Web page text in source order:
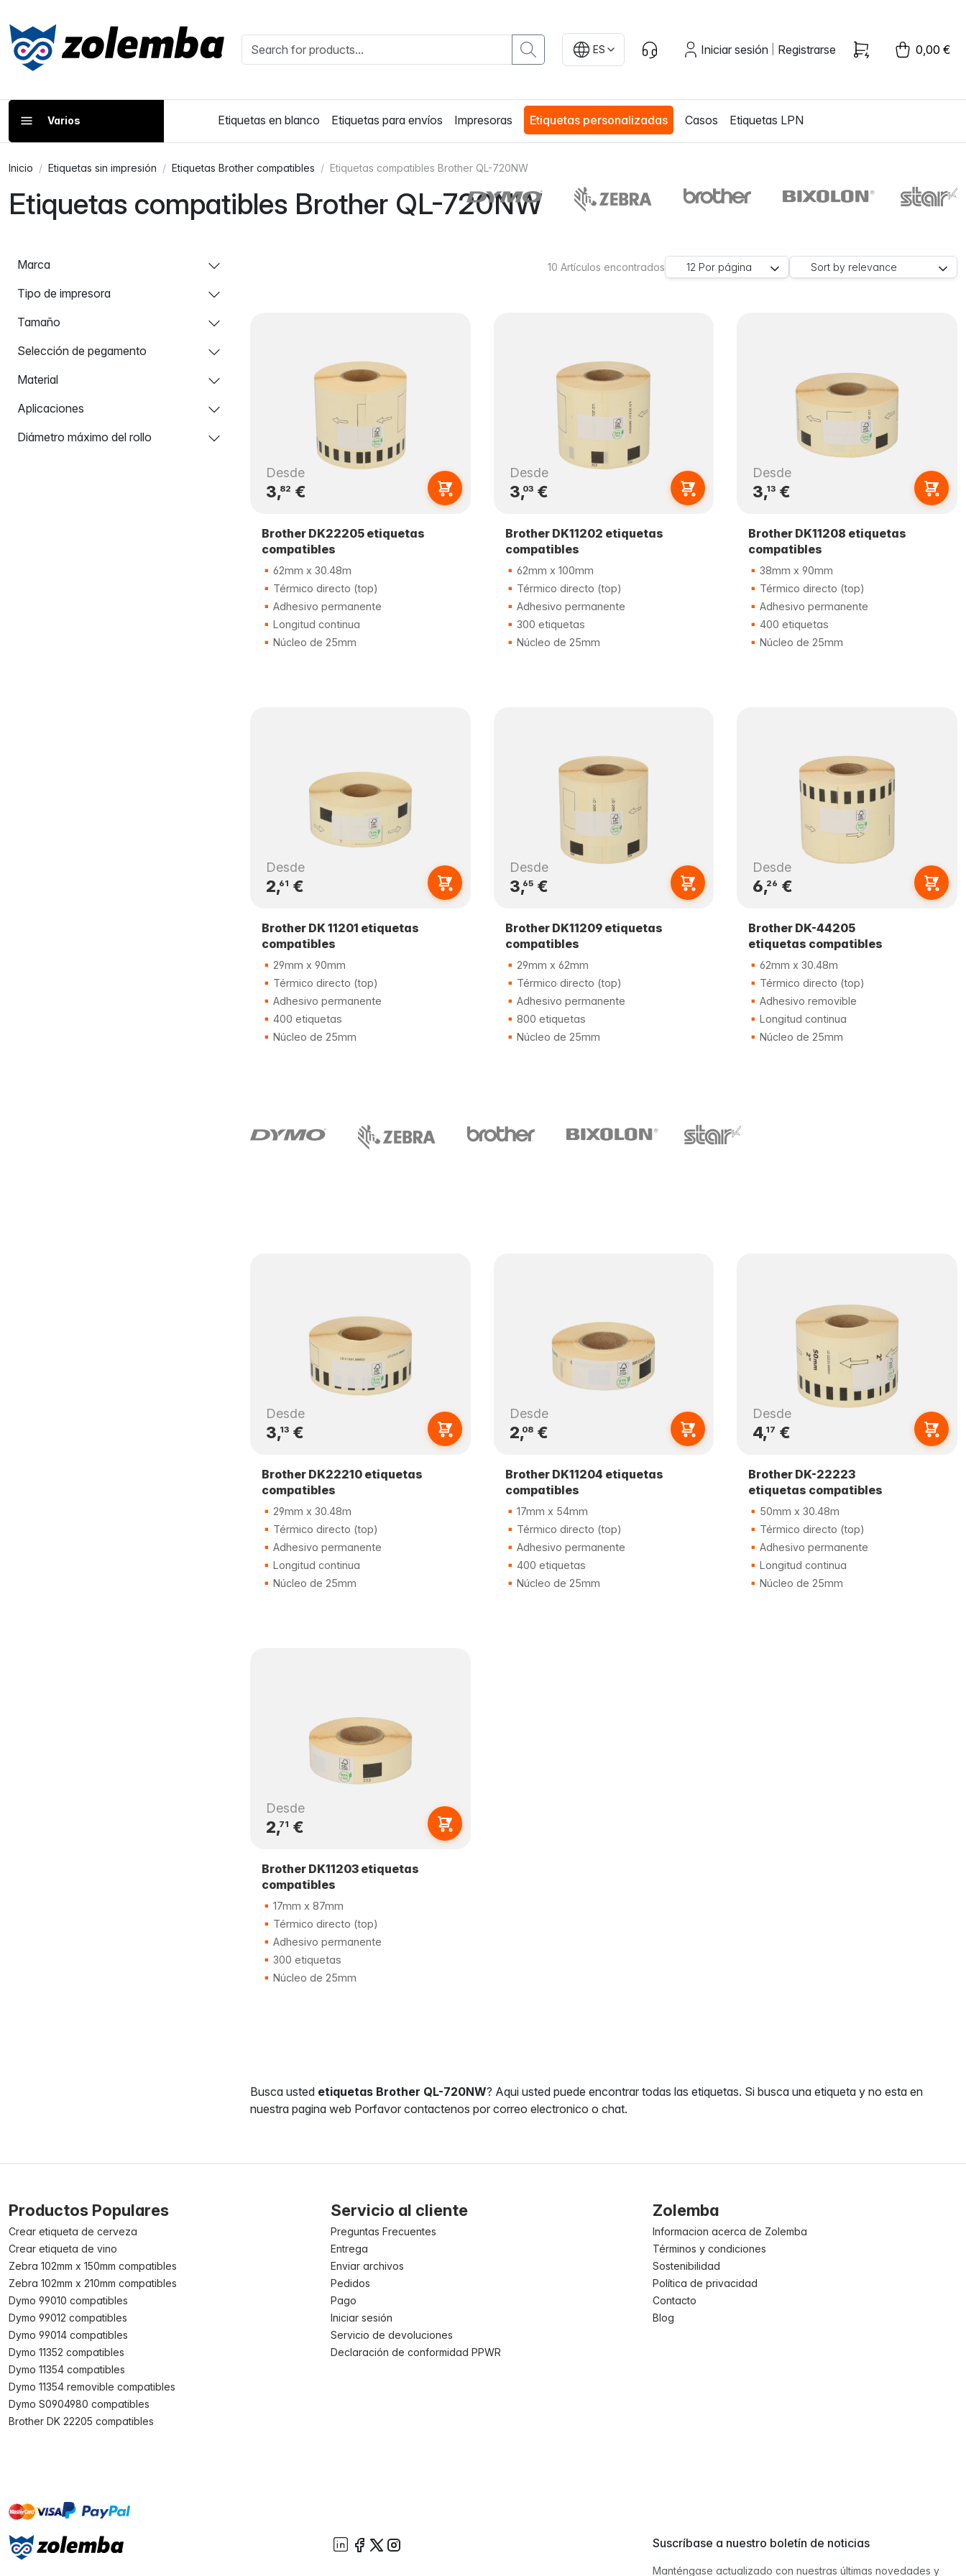
ES Iniciar sesión Registrarse 0,00 €
Varios Etiquetas en blanco Etiquetas para envíos Impresoras Etiquetas personalizadas Casos Etiquetas LPN
Inicio Etiquetas sin impresión Etiquetas Brother compatibles Etiquetas compatibles Brother QL-720NW
Etiquetas compatibles Brother QL-720NW
Marca
Tipo de impresora
Tamaño
Selección de pegamento
Material
Aplicaciones
Diámetro máximo del rollo
10Artículos encontrados 12 Por página Sort by relevance
Desde
3,82 €
Brother DK22205 etiquetas
compatibles
62mm x 30.48m
Térmico directo (top)
Adhesivo permanente
Longitud continua
Núcleo de 25mm
Desde
3,03 €
Brother DK11202 etiquetas
compatibles
62mm x 100mm
Térmico directo (top)
Adhesivo permanente
300 etiquetas
Núcleo de 25mm
Desde
3,13€
Brother DK11208 etiquetas
compatibles
38mm x 90mm
Térmico directo (top)
Adhesivo permanente
400 etiquetas
Núcleo de 25mm
Desde
2,61 €
Brother DK 11201 etiquetas
compatibles
29mm x 90mm
Térmico directo (top)
Adhesivo permanente
400 etiquetas
Núcleo de 25mm
Desde
3,65 €
Brother DK11209 etiquetas
compatibles
29mm x 62mm
Térmico directo (top)
Adhesivo permanente
800 etiquetas
Núcleo de 25mm
Desde
6,26 €
Brother DK-44205
etiquetas compatibles
62mm x 30.48m
Térmico directo (top)
Adhesivo removible
Longitud continua
Núcleo de 25mm
Desde
3,13€
Brother DK22210 etiquetas
compatibles
29mm x 30.48m
Térmico directo (top)
Adhesivo permanente
Longitud continua
Núcleo de 25mm
Desde
2,08 €
Brother DK11204 etiquetas
compatibles
17mm x 54mm
Térmico directo (top)
Adhesivo permanente
400 etiquetas
Núcleo de 25mm
Desde
4,17 €
Brother DK-22223
etiquetas compatibles
50mm x 30.48m
Térmico directo (top)
Adhesivo permanente
Longitud continua
Núcleo de 25mm
Desde
2,71 €
Brother DK11203 etiquetas
compatibles
17mm x 87mm
Térmico directo (top)
Adhesivo permanente
300 etiquetas
Núcleo de 25mm
Busca usted etiquetas Brother QL-720NW? Aqui usted puede encontrar todas las etiquetas. Si busca una etiqueta y no esta en
nuestra pagina web Porfavor contactenos por correo electronico o chat.
Productos Populares
Crear etiqueta de cerveza
Crear etiqueta de vino
Zebra 102mm x 150mm compatibles
Zebra 102mm x 210mm compatibles
Dymo 99010 compatibles
Dymo 99012 compatibles
Dymo 99014 compatibles
Dymo 11352 compatibles
Dymo 11354 compatibles
Dymo 11354 removible compatibles
Dymo S0904980 compatibles
Brother DK 22205 compatibles
Servicio al cliente
Preguntas Frecuentes
Entrega
Enviar archivos
Pedidos
Pago
Iniciar sesión
Servicio de devoluciones
Declaración de conformidad PPWR
Zolemba
Informacion acerca de Zolemba
Términos y condiciones
Sostenibilidad
Política de privacidad
Contacto
Blog
mastervisa paypal
Suscríbase a nuestro boletín de noticias
Manténgase actualizado con nuestras últimas novedades y